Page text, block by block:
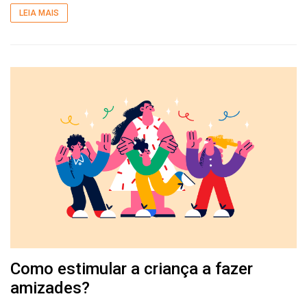
LEIA MAIS
Como estimular a criança a fazer
amizades?